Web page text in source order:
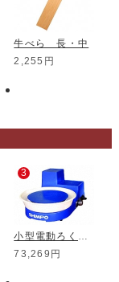
牛べら 長・中
2,255円
3
小型電動ろくろ RK-5T
73,269円